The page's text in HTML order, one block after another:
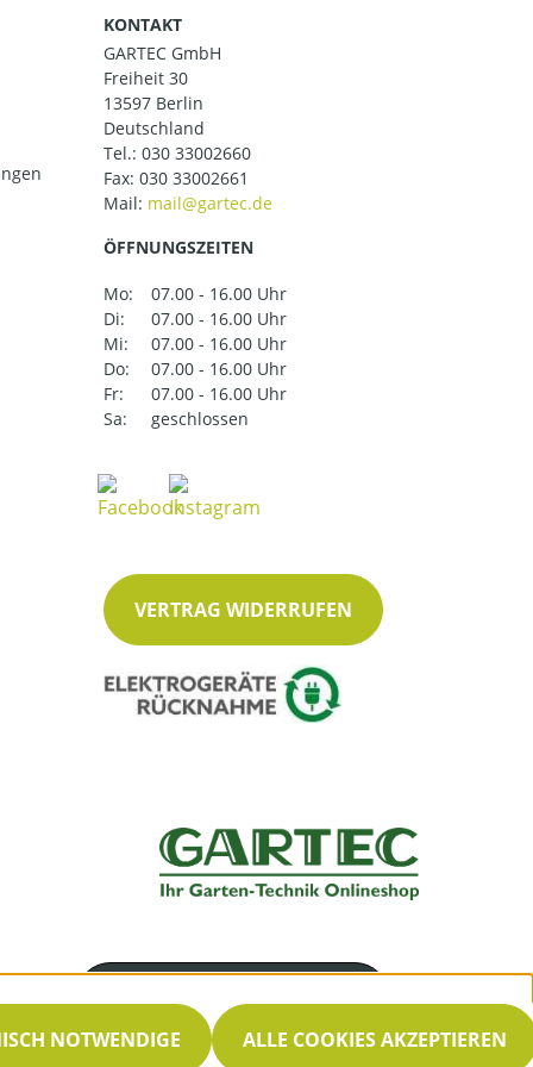
KONTAKT
GARTEC GmbH
Freiheit 30
13597 Berlin
Deutschland
Tel.: 030 33002660
Fax: 030 33002661
Mail:
ÖFFNUNGSZEITEN
Mo:
07.00 - 16.00 Uhr
Di:
07.00 - 16.00 Uhr
Mi:
07.00 - 16.00 Uhr
Do:
07.00 - 16.00 Uhr
Fr:
07.00 - 16.00 Uhr
Sa:
geschlossen
VERTRAG WIDERRUFEN
030 33002660
Servicezeiten
NOTWENDIGE ALLE COOKIES AKZEPTIEREN